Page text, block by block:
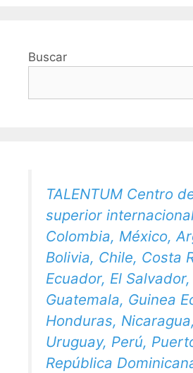
Buscar
TALENTUM Centro
superior
Colombia, México,
Bolivia, Chile, Costa
Ecuador, El
Guatemala, Guinea
Honduras,
Uruguay, Perú,
República